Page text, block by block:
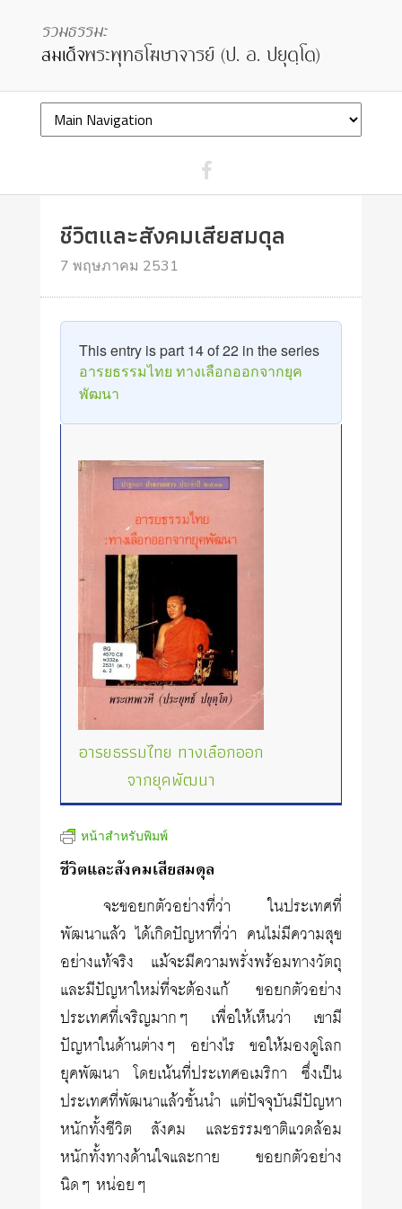
ชีวิตและสังคมเสียสมดุล
7 พฤษภาคม 2531
This entry is part 14 of 22 in the series
อารยธรรมไทย ทางเลือกออกจากยุค
พัฒนา
อารยธรรมไทย ทางเลือกออก
จากยุคพัฒนา
หน้าสำหรับพิมพ์
ชีวิตและสังคมเสียสมดุล
จะขอยกตัวอย่างที่ว่า ในประเทศที่
พัฒนาแล้ว ได้เกิดปัญหาที่ว่า คนไม่มีความสุข
อย่างแท้จริง แม้จะมีความพรั่งพร้อมทางวัตถุ
และมีปัญหาใหม่ที่จะต้องแก้ ขอยกตัวอย่าง
ประเทศที่เจริญมากๆ เพื่อให้เห็นว่า เขามี
ปัญหาในด้านต่างๆ อย่างไร ขอให้มองดูโลก
ยุคพัฒนา โดยเน้นที่ประเทศอเมริกา ซึ่งเป็น
ประเทศที่พัฒนาแล้วชั้นนำ แต่ปัจจุบันมีปัญหา
หนักทั้งชีวิต สังคม และธรรมชาติแวดล้อม
หนักทั้งทางด้านใจและกาย ขอยกตัวอย่าง
นิดๆ หน่อยๆ